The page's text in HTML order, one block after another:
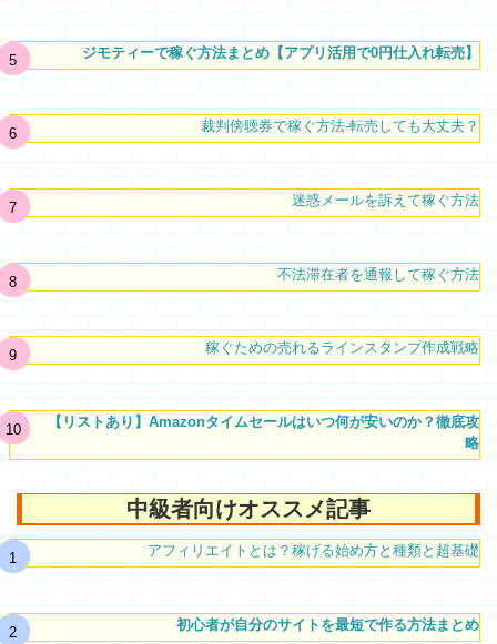
ジモティーで稼ぐ方法まとめ【アプリ活用で0円仕入れ転売】
裁判傍聴券で稼ぐ方法-転売しても大丈夫？
迷惑メールを訴えて稼ぐ方法
不法滞在者を通報して稼ぐ方法
稼ぐための売れるラインスタンプ作成戦略
【リストあり】Amazonタイムセールはいつ何が安いのか？徹底攻
略
中級者向けオススメ記事
アフィリエイトとは？稼げる始め方と種類と超基礎
初心者が自分のサイトを最短で作る方法まとめ